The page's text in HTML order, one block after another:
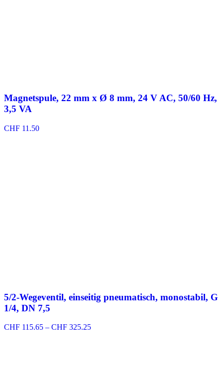
Magnetspule, 22 mm x Ø 8 mm, 24 V AC, 50/60 Hz,
3,5 VA
CHF 11.50
5/2-Wegeventil, einseitig pneumatisch, monostabil, G
1/4, DN 7,5
CHF 115.65 – CHF 325.25Preisspanne: